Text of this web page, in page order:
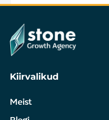
Kiirvalikud
Meist